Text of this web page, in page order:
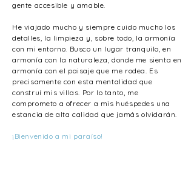
gente accesible y amable.
He viajado mucho y siempre cuido mucho los
detalles, la limpieza y, sobre todo, la armonía
con mi entorno. Busco un lugar tranquilo, en
armonía con la naturaleza, donde me sienta en
armonía con el paisaje que me rodea. Es
precisamente con esta mentalidad que
construí mis villas. Por lo tanto, me
comprometo a ofrecer a mis huéspedes una
estancia de alta calidad que jamás olvidarán.
¡Bienvenido a mi paraíso!